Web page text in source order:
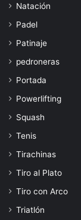
Natación
Padel
Patinaje
pedroneras
Portada
Powerlifting
Squash
Tenis
Tirachinas
Tiro al Plato
Tiro con Arco
Triatlón